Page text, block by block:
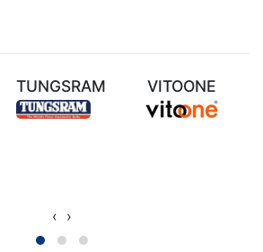
TUNGSRAM VITOONE
‹ ›